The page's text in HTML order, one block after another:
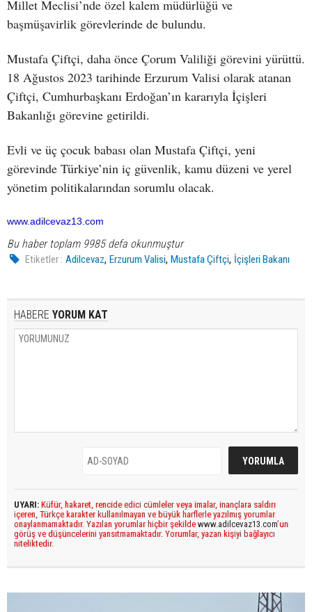
Millet Meclisi’nde özel kalem müdürlüğü ve
başmüşavirlik görevlerinde de bulundu.
Mustafa Çiftçi, daha önce Çorum Valiliği görevini yürüttü.
18 Ağustos 2023 tarihinde Erzurum Valisi olarak atanan
Çiftçi, Cumhurbaşkanı Erdoğan’ın kararıyla İçişleri
Bakanlığı görevine getirildi.
Evli ve üç çocuk babası olan Mustafa Çiftçi, yeni
görevinde Türkiye’nin iç güvenlik, kamu düzeni ve yerel
yönetim politikalarından sorumlu olacak.
www.adilcevaz13.com
Bu haber toplam 9985 defa okunmuştur
Etiketler : Adilcevaz,Erzurum Valisi,Mustafa Çiftçi, İçişleri Bakanı
HABERE YORUM KAT
UYARI: Küfür, hakaret, rencide edici cümleler veya imalar, inançlara saldırı
içeren, Türkçe karakter kullanılmayan ve büyük harflerle yazılmış yorumlar
onaylanmamaktadır. Yazılan yorumlar hiçbir şekilde www.adilcevaz13.com’un
görüş ve düşüncelerini yansıtmamaktadır. Yorumlar, yazan kişiyi bağlayıcı
niteliktedir.